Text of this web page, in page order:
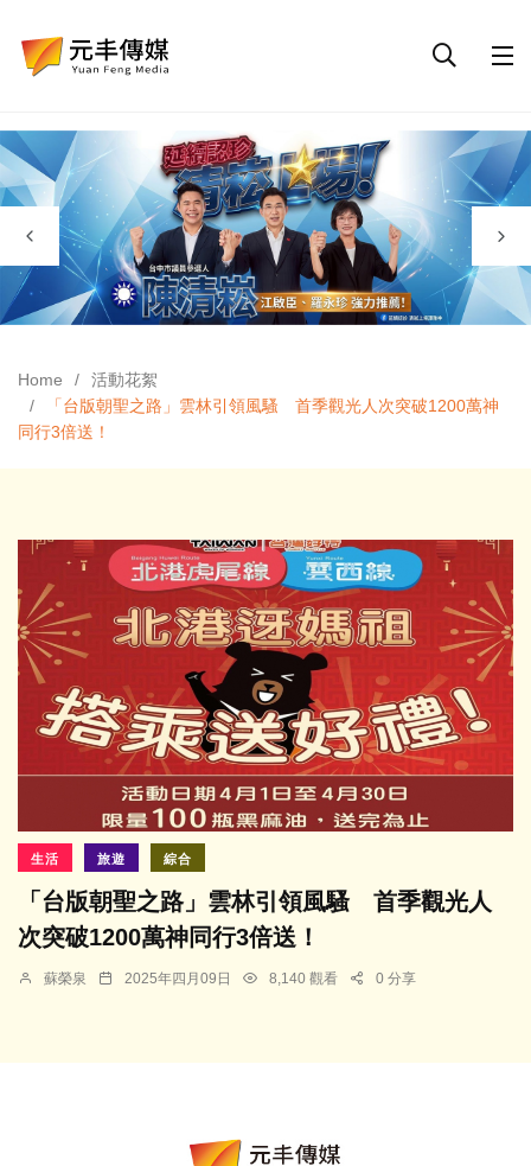
Home
活動花絮
「台版朝聖之路」雲林引領風騷 首季觀光人次突破1200萬神
同行3倍送！
生活 旅遊 綜合
「台版朝聖之路」雲林引領風騷 首季觀光人
次突破1200萬神同行3倍送！
蘇榮泉 2025年四月09日 8,140 觀看 0 分享